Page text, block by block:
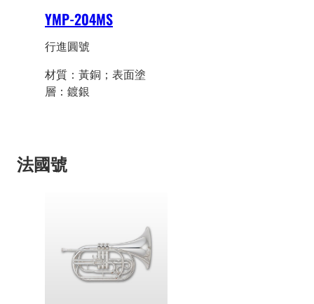
YMP-204MS
行進圓號
材質：黃銅；表面塗
層：鍍銀
法國號